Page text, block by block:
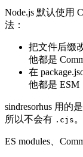
Node.js 默认使用
法：
把文件后缀
他都是
在
他都是 ESM
sindresorhus 用的是
所以不会有 .cjs 。
ES modules、